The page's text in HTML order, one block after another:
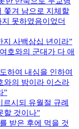
쫓겨 남으로 지체할
못하였음이었더
지 사백삼십 년이라
호와의 군대가 다 애
하여 내심을 인하여
와의 밤이라 이스라
시되 유월절 규례
할 것이나
받은 후에 먹을 것